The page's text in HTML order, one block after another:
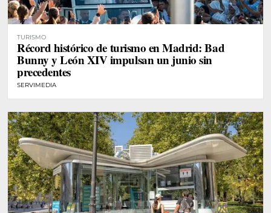
TURISMO
Récord histórico de turismo en Madrid: Bad
Bunny y León XIV impulsan un junio sin
precedentes
SERVIMEDIA